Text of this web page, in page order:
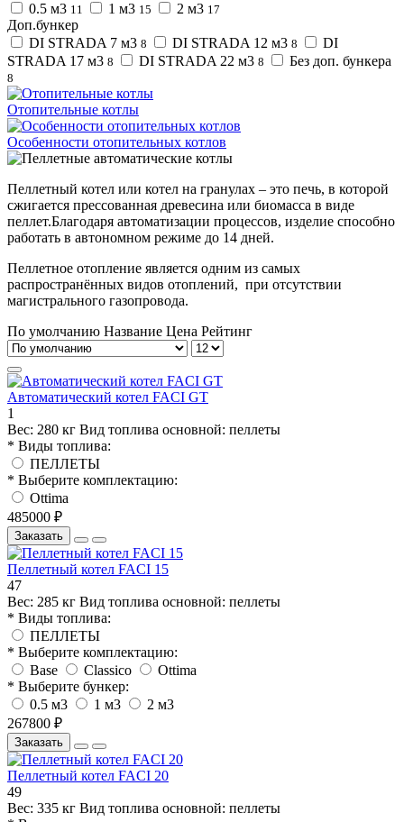
0.5 м3 11 1 м3 15 2 м3 17
Доп.бункер
DI STRADA 7 м3 8 DI STRADA 12 м3 8
DI
STRADA 17 м3 8 DI STRADA 22 м3 8 Без доп. бункера
8
Отопительные котлы
Особенности отопительных котлов
Пеллетный котел или котел на гранулах – это печь, в которой
сжигается прессованная древесина или биомасса в виде
пеллет.Благодаря автоматизации процессов, изделие способно
работать в автономном режиме до 14 дней.
Пеллетное отопление является одним из самых
распространённых видов отоплений, при отсутствии
магистрального газопровода.
По умолчанию Название Цена Рейтинг
Автоматический котел FACI GT
1
Вес: 280 кг Вид топлива основной: пеллеты
* Виды топлива:
ПЕЛЛЕТЫ
* Выберите комплектацию:
Ottima
485000 ₽
Заказать
Пеллетный котел FACI 15
47
Вес: 285 кг Вид топлива основной: пеллеты
* Виды топлива:
ПЕЛЛЕТЫ
* Выберите комплектацию:
Base
Classico
Ottima
* Выберите бункер:
0.5 м3
1 м3
2 м3
267800 ₽
Заказать
Пеллетный котел FACI 20
49
Вес: 335 кг Вид топлива основной: пеллеты